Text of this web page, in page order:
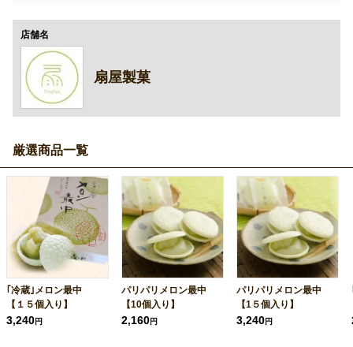
店舗名
扇屋製菓
厳選商品一覧
｢冷蔵｣メロン最中
【１５個入り】
3,240円
パリパリメロン最中
【10個入り】
2,160円
パリパリメロン最中
【1５個入り】
3,240円